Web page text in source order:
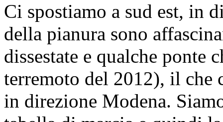
Ci spostiamo a sud est, in
della pianura sono
dissestate e qualche ponte
terremoto del 2012), il che
in direzione Modena.